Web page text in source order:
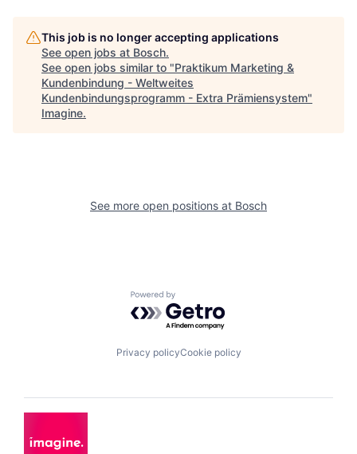
This job is no longer accepting applications
See open jobs at Bosch.
See open jobs similar to "Praktikum Marketing &
Kundenbindung - Weltweites
Kundenbindungsprogramm - Extra Prämiensystem"
Imagine.
See more open positions at Bosch
Powered by Getro.com
Privacy policyCookie policy